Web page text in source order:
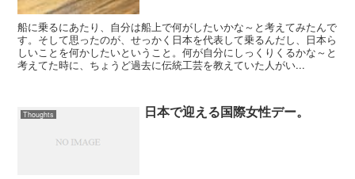
船に乗るにあたり、自分は船上で何がしたいかな～と考えてみたんで
す。そして思ったのが、せっかく日本を代表して乗るんだし、日本ら
しいことを何かしたいということ。何が自分にしっくりくるかな～と
考えてた時に、ちょうど過去に伝統工芸を教えていた人がい...
Thoughts 日本で迎える国際女性デー。